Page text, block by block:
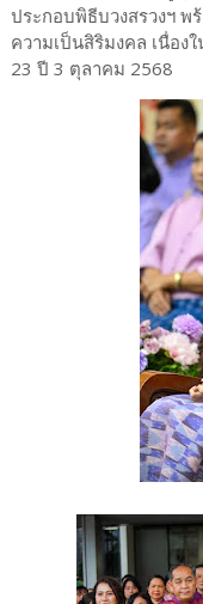
ประกอบพิธีบวงสรวงฯ พ
ความเป็นสิริมงคล เนื่อง
23 ปี 3 ตุลาคม 2568